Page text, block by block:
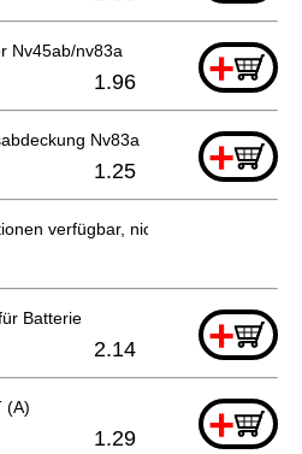
Nv45ab/nv83a +
1.96
Nv83a +
1.25
verfügbar, nicht bestellbar
Batterie +
2.14
(A) +
1.29